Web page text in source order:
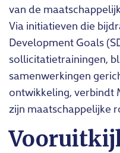
van de
Via initiatieven die
Development Goals
sollicitatietrainingen,
samenwerkingen
ontwikkeling, verbindt
zijn maatschappelijke